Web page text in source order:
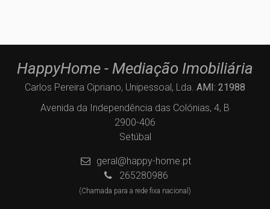
HappyHome - Mediação Imobiliária
Carlos Pereira Cipriano, Unipessoal, Lda. AMI: 21988
Avenida da Independência das Colónias, 4, B
2900-406
Setúbal
geral@happy-home.pt
265280986
(Chamada para a rede fixa nacional)